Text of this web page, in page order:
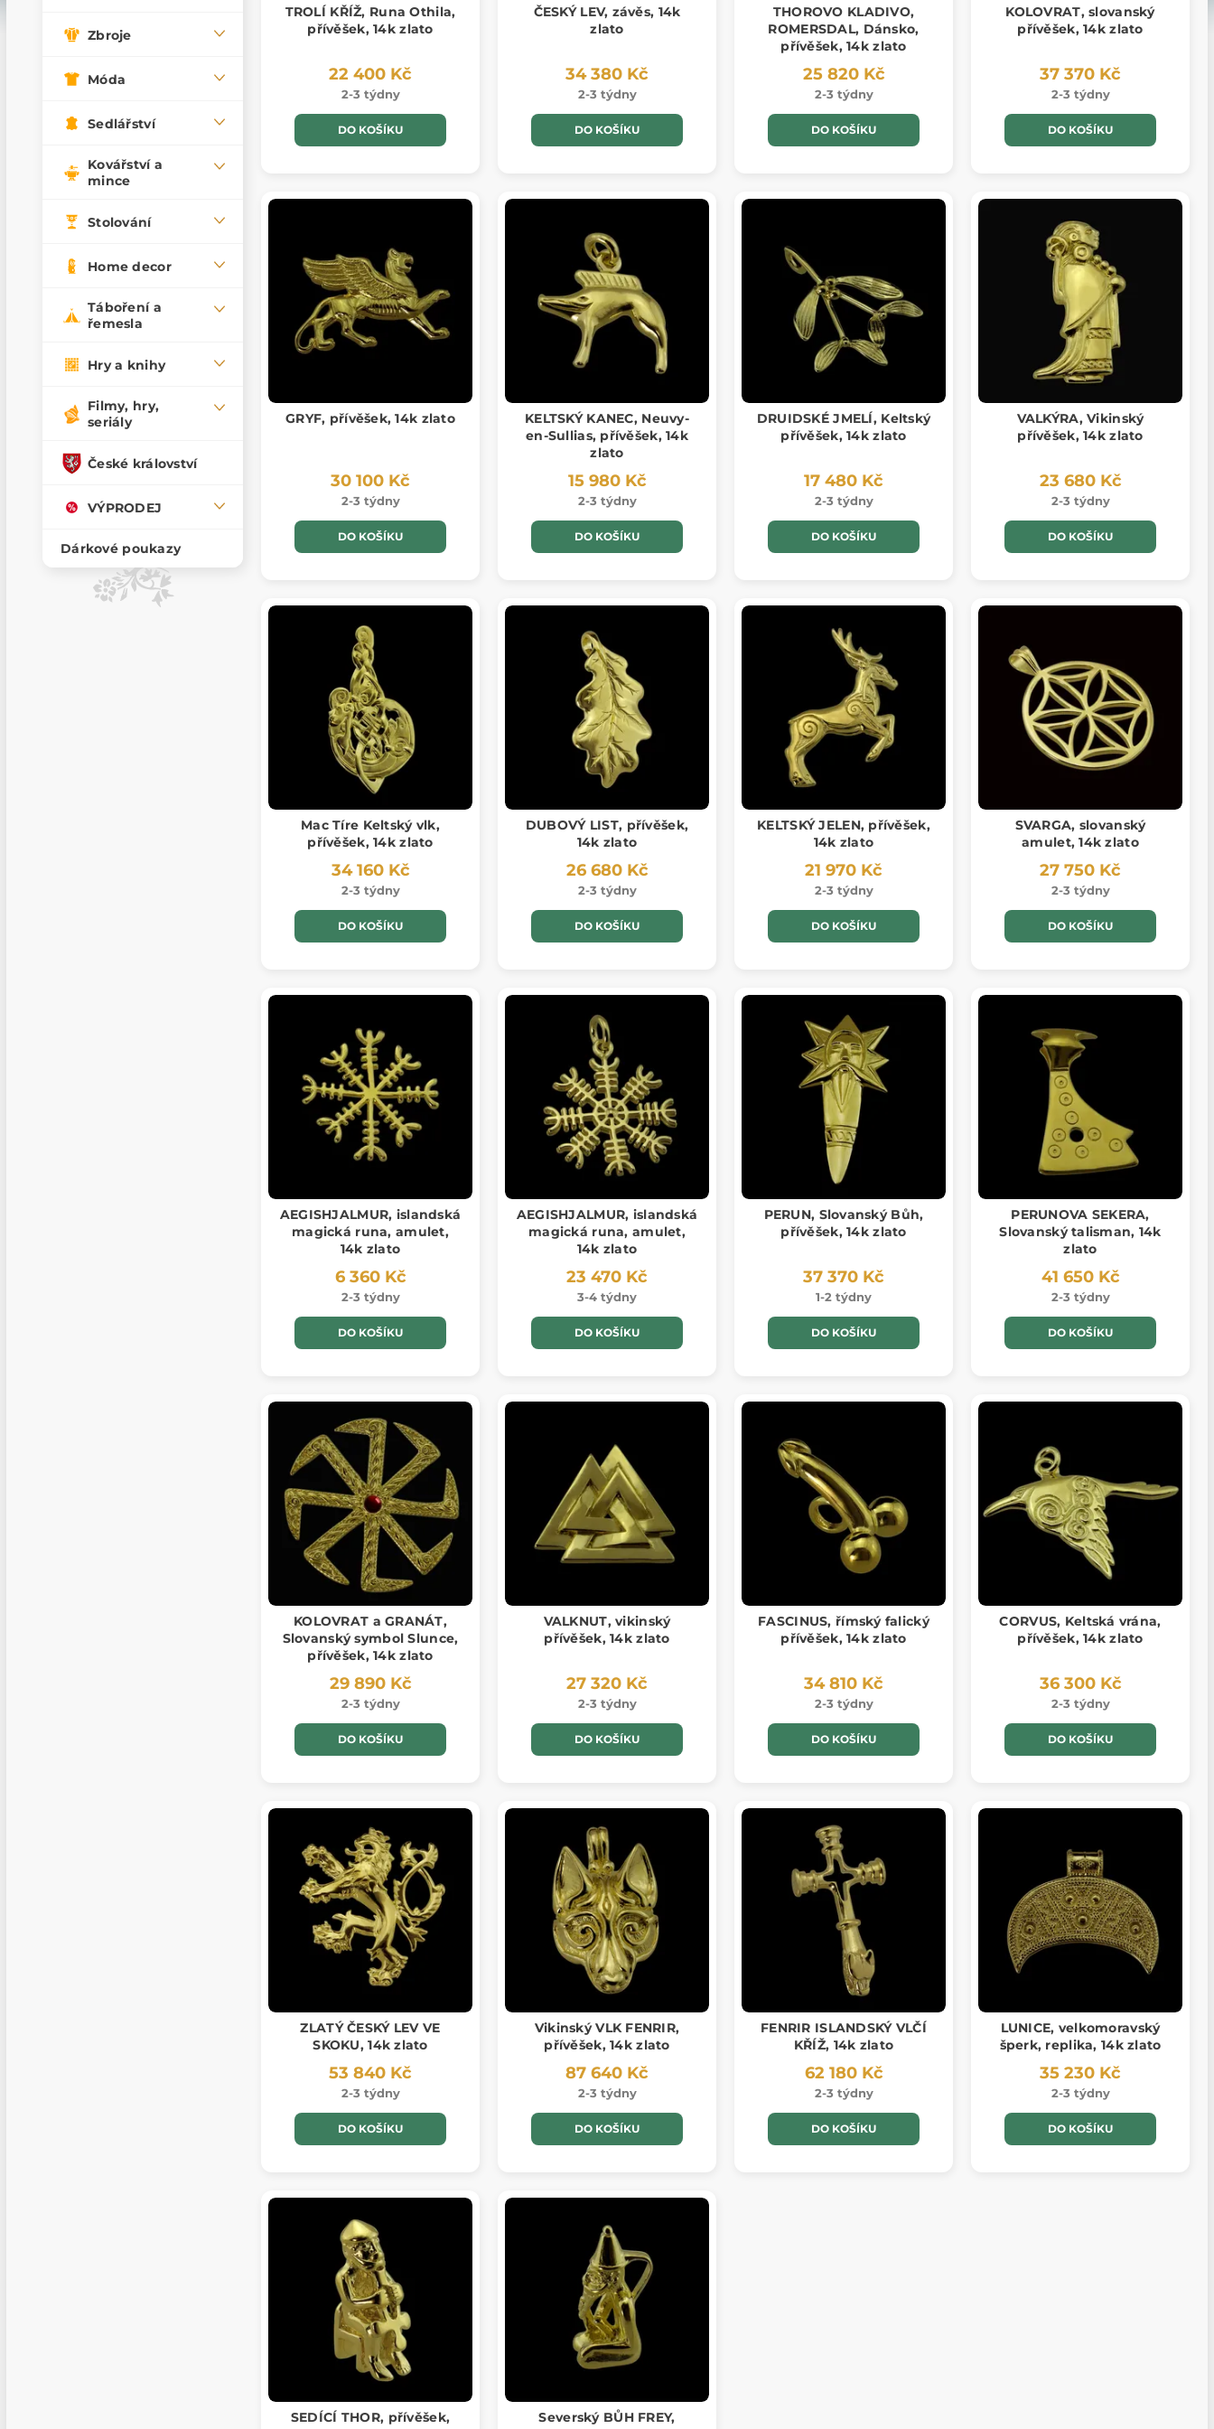
Zbroje
Móda
Sedlářství
Kovářství a
mince
Stolování
Home decor
Táboření a
řemesla
Hry a knihy
Filmy, hry,
seriály
České království
VÝPRODEJ
Dárkové poukazy
TROLÍ KŘÍŽ, Runa Othila,
přívěšek, 14k zlato
22 400 Kč
2-3 týdny
DO KOŠÍKU
ČESKÝ LEV, závěs, 14k
zlato
34 380 Kč
2-3 týdny
DO KOŠÍKU
THOROVO KLADIVO,
ROMERSDAL, Dánsko,
přívěšek, 14k zlato
25 820 Kč
2-3 týdny
DO KOŠÍKU
KOLOVRAT, slovanský
přívěšek, 14k zlato
37 370 Kč
2-3 týdny
DO KOŠÍKU
GRYF, přívěšek, 14k zlato
30 100 Kč
2-3 týdny
DO KOŠÍKU
KELTSKÝ KANEC, Neuvy-
en-Sullias, přívěšek, 14k
zlato
15 980 Kč
2-3 týdny
DO KOŠÍKU
DRUIDSKÉ JMELÍ, Keltský
přívěšek, 14k zlato
17 480 Kč
2-3 týdny
DO KOŠÍKU
VALKÝRA, Vikinský
přívěšek, 14k zlato
23 680 Kč
2-3 týdny
DO KOŠÍKU
Mac Tíre Keltský vlk,
přívěšek, 14k zlato
34 160 Kč
2-3 týdny
DO KOŠÍKU
DUBOVÝ LIST, přívěšek,
14k zlato
26 680 Kč
2-3 týdny
DO KOŠÍKU
KELTSKÝ JELEN, přívěšek,
14k zlato
21 970 Kč
2-3 týdny
DO KOŠÍKU
SVARGA, slovanský
amulet, 14k zlato
27 750 Kč
2-3 týdny
DO KOŠÍKU
AEGISHJALMUR, islandská
magická runa, amulet,
14k zlato
6 360 Kč
2-3 týdny
DO KOŠÍKU
AEGISHJALMUR, islandská
magická runa, amulet,
14k zlato
23 470 Kč
3-4 týdny
DO KOŠÍKU
PERUN, Slovanský Bůh,
přívěšek, 14k zlato
37 370 Kč
1-2 týdny
DO KOŠÍKU
PERUNOVA SEKERA,
Slovanský talisman, 14k
zlato
41 650 Kč
2-3 týdny
DO KOŠÍKU
KOLOVRAT a GRANÁT,
Slovanský symbol Slunce,
přívěšek, 14k zlato
29 890 Kč
2-3 týdny
DO KOŠÍKU
VALKNUT, vikinský
přívěšek, 14k zlato
27 320 Kč
2-3 týdny
DO KOŠÍKU
FASCINUS, římský falický
přívěšek, 14k zlato
34 810 Kč
2-3 týdny
DO KOŠÍKU
CORVUS, Keltská vrána,
přívěšek, 14k zlato
36 300 Kč
2-3 týdny
DO KOŠÍKU
ZLATÝ ČESKÝ LEV VE
SKOKU, 14k zlato
53 840 Kč
2-3 týdny
DO KOŠÍKU
Vikinský VLK FENRIR,
přívěšek, 14k zlato
87 640 Kč
2-3 týdny
DO KOŠÍKU
FENRIR ISLANDSKÝ VLČÍ
KŘÍŽ, 14k zlato
62 180 Kč
2-3 týdny
DO KOŠÍKU
LUNICE, velkomoravský
šperk, replika, 14k zlato
35 230 Kč
2-3 týdny
DO KOŠÍKU
SEDÍCÍ THOR, přívěšek,
Severský BŮH FREY,